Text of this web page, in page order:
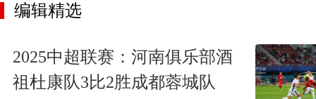
编辑精选
2025中超联赛：河南俱乐部酒
祖杜康队3比2胜成都蓉城队